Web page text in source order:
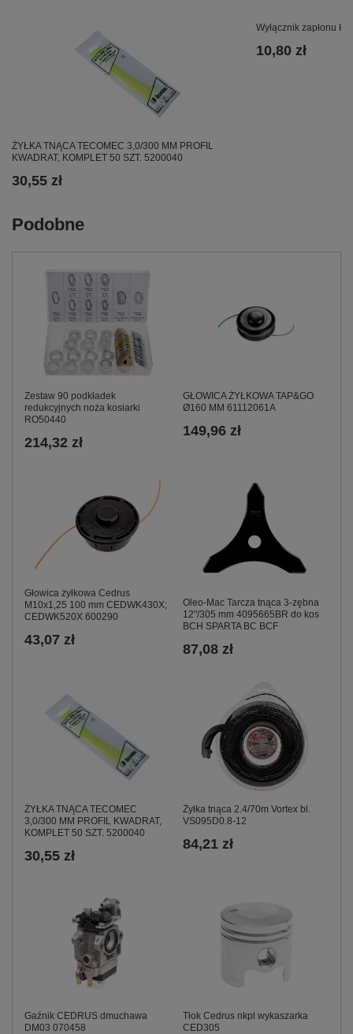
ŻYŁKA TNĄCA TECOMEC 3,0/300 MM PROFIL
KWADRAT, KOMPLET 50 SZT. 5200040
30,55 zł
Wyłącznik zapłonu
10,80 zł
Podobne
Zestaw 90 podkładek
redukcyjnych noża kosiarki
RO50440
214,32 zł
GŁOWICA ŻYŁKOWA TAP&GO
Ø160 MM 61112061A
149,96 zł
Głowica żyłkowa Cedrus
M10x1,25 100 mm CEDWK430X;
CEDWK520X 600290
43,07 zł
Oleo-Mac Tarcza tnąca 3-zębna
12"/305 mm 4095665BR do kos
BCH SPARTA BC BCF
87,08 zł
ŻYŁKA TNĄCA TECOMEC
3,0/300 MM PROFIL KWADRAT,
KOMPLET 50 SZT. 5200040
30,55 zł
Żyłka tnąca 2.4/70m Vortex bl.
VS095D0.8-12
84,21 zł
Gaźnik CEDRUS dmuchawa
DM03 070458
Tłok Cedrus nkpl wykaszarka
CED305